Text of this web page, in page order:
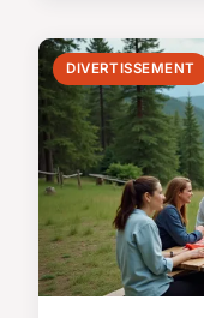
DIVERTISSEMENT